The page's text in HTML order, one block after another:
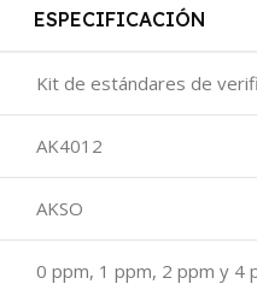
ESPECIFICACIÓN
Kit de estándares de
AK4012
AKSO
0 ppm, 1 ppm, 2 ppm y 4